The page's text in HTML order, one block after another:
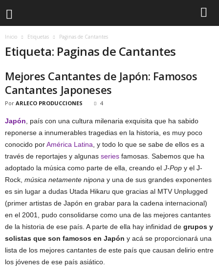
Inicio Etiquetas Paginas de Cantantes
Etiqueta: Paginas de Cantantes
Mejores Cantantes de Japón: Famosos
Cantantes Japoneses
Por ARLECO PRODUCCIONES 4
Japón , país con una cultura milenaria exquisita que ha sabido
reponerse a innumerables tragedias en la historia, es muy poco
conocido porAmérica Latina , y todo lo que se sabe de ellos es a
través de reportajes y algunas series famosas. Sabemos que ha
adoptado la música como parte de ella, creando el J-Pop y el J-
Rock, música netamente nipona y una de sus grandes exponentes
es sin lugar a dudas Utada Hikaru que gracias al MTV Unplugged
(primer artistas de Japón en grabar para la cadena internacional)
en el 2001, pudo consolidarse como una de las mejores cantantes
de la historia de ese país. A parte de ella hay infinidad de grupos y
solistas que son famosos en Japón y acá se proporcionará una
lista de los mejores cantantes de este país que causan delirio entre
los jóvenes de ese país asiático.